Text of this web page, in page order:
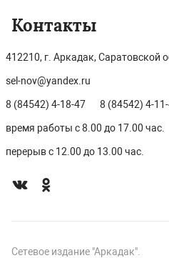
Контакты
412210, г. Аркадак, Саратовской
sel-nov@yandex.ru
8 (84542) 4-18-47 8 (84542) 4-
время работы с 8.00 до 17.00 час.
перерыв с 12.00 до 13.00 час.
Сетевое издание "Аркадак".